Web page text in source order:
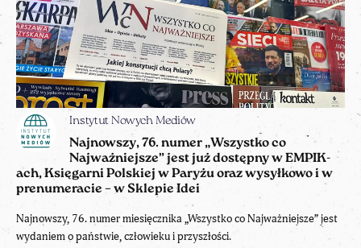
Instytut Nowych Mediów
Najnowszy, 76. numer „Wszystko co
Najważniejsze” jest już dostępny w EMPIK-
ach, Księgarni Polskiej w Paryżu oraz wysyłkowo i w
prenumeracie – w Sklepie Idei
Najnowszy, 76. numer miesięcznika „Wszystko co Najważniejsze” jest
wydaniem o państwie, człowieku i przyszłości.